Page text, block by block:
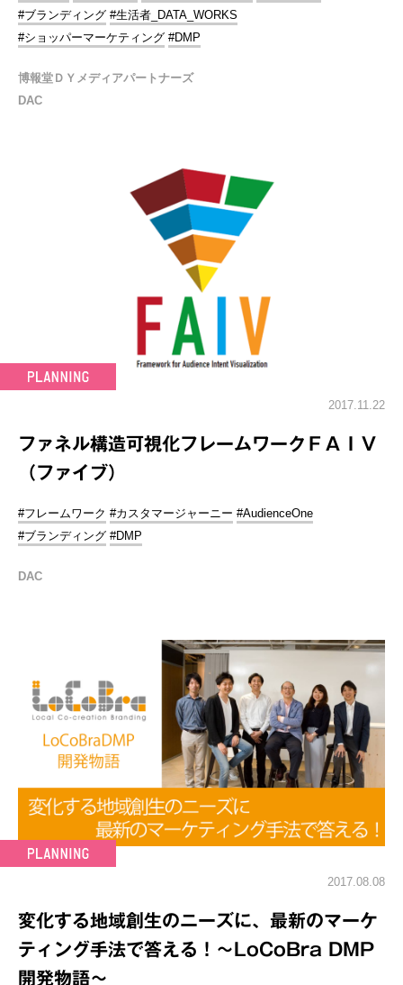
#ブランディング #生活者_DATA_WORKS
#ショッパーマーケティング #DMP
博報堂ＤＹメディアパートナーズ
DAC
2017.11.22
ファネル構造可視化フレームワークＦＡＩＶ
（ファイブ）
#フレームワーク #カスタマージャーニー #AudienceOne
#ブランディング #DMP
DAC
2017.08.08
変化する地域創生のニーズに、最新のマーケ
ティング手法で答える！～LoCoBra DMP
開発物語～